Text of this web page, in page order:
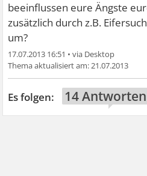
beeinflussen eure Ängste
zusätzlich durch z.B.
um?
17.07.2013 16:51 •
21.07.2013
14 Antworten